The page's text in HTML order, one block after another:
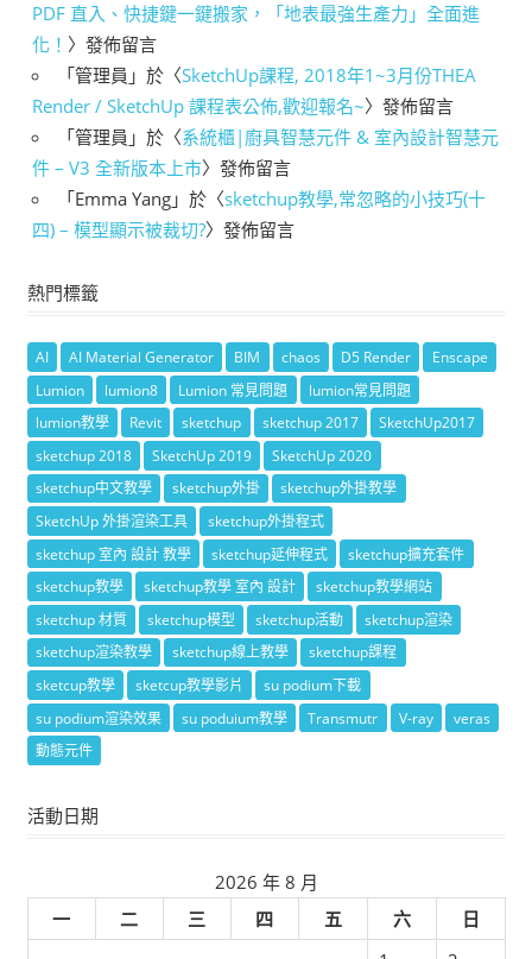
PDF 直入、快捷鍵一鍵搬家，「地表最強生產力」全面進
化！ 〉發佈留言
「管理員 」於〈SketchUp課程, 2018年1~3月份THEA
Render / SketchUp 課程表公佈,歡迎報名~〉發佈留言
「管理員 」於〈系統櫃|廚具智慧元件 & 室內設計智慧元
件 – V3 全新版本上市〉發佈留言
「Emma Yang 」於〈sketchup教學,常忽略的小技巧(十
四) – 模型顯示被裁切?〉發佈留言
熱門標籤
AI AI Material Generator BIM chaos D5 Render
Enscape
Lumion
lumion8 Lumion 常見問題
lumion常見問題
lumion教學
Revit sketchup sketchup 2017
SketchUp2017
sketchup 2018
SketchUp 2019
SketchUp 2020
sketchup中文教學
sketchup外掛
sketchup外掛教學
SketchUp 外掛渲染工具
sketchup外掛程式
sketchup 室內 設計 教學
sketchup延伸程式
sketchup擴充套件
sketchup教學
sketchup教學 室內 設計
sketchup教學網站
sketchup 材質
sketchup模型 sketchup活動
sketchup渲染
sketchup渲染教學
sketchup線上教學
sketchup課程
sketcup教學
sketcup教學影片
su podium下載
su podium渲染效果
su poduium教學 Transmutr V-ray
veras
動態元件
活動日期
2026 年 8 月
一
二 三 四 五 六
日